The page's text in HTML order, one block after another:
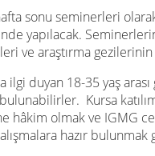
sonu seminerleri
yapılacak.
ve araştırma gezilerinin
ilgi duyan 18-35 yaş
Kursa katılım
hâkim olmak ve IGMG
hazır